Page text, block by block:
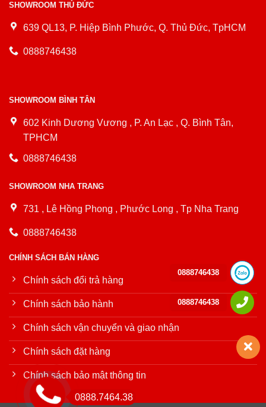
SHOWROOM THỦ ĐỨC
639 QL13, P. Hiệp Bình Phước, Q. Thủ Đức, TpHCM
0888746438
SHOWROOM BÌNH TÂN
602 Kinh Dương Vương , P. An Lạc , Q. Bình Tân,
TPHCM
0888746438
SHOWROOM NHA TRANG
731 , Lê Hồng Phong , Phước Long , Tp Nha Trang
0888746438
CHÍNH SÁCH BÁN HÀNG
Chính sách đổi trả hàng
Chính sách bảo hành
Chính sách vận chuyển và giao nhận
Chính sách đặt hàng
Chính sách bảo mật thông tin
0888.7464.38
0888746438
0888746438